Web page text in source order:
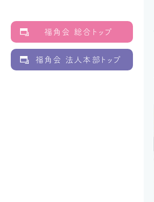
福角会 総合トップ
福角会 法人本部トップ